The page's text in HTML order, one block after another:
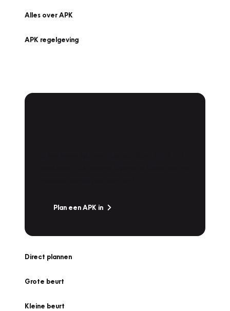
Alles over APK
APK regelgeving
Plan een APK in
Direct plannen
Grote beurt
Kleine beurt